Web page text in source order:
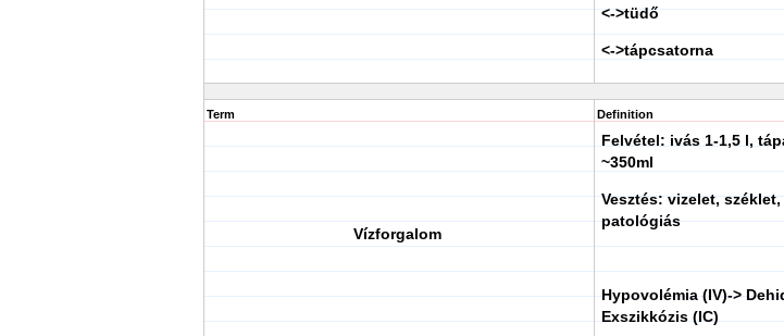
<->tüdő
<->tápcsatorna
Term
Vízforgalom
Definition
Felvétel: ivás 1-1,5 l,
~350ml
Vesztés: vizelet,
patológiás
Hypovolémia (IV)->
Exszikkózis (IC)